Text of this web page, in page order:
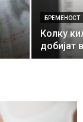
БРЕМЕНОСТ
Колку
добијат